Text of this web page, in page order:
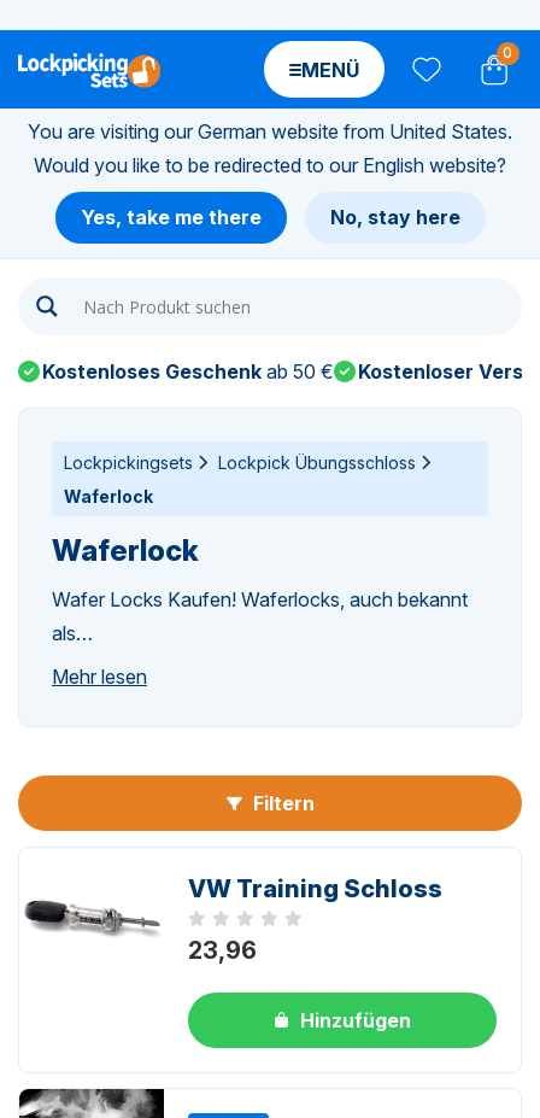
0
MENÜ
You are visiting our German website from United States.
Would you like to be redirected to our English website?
Yes, take me there No, stay here
Kostenloses Geschenk ab 50 € Kostenloser
Lockpickingsets
Lockpick Übungsschloss
Waferlock
Waferlock
Wafer Locks Kaufen! Waferlocks, auch bekannt
als…
Mehr lesen
Filtern
VW Training Schloss
Noch keine Bewertungen
23,96
Hinzufügen